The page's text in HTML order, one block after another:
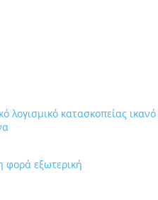
λογισμικό κατασκοπείας ικανό
φορά εξωτερική